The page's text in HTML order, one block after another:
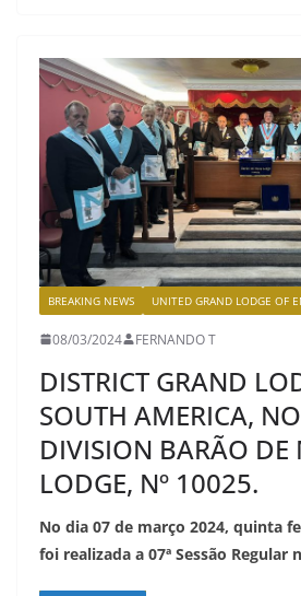
BREAKING NEWS UNITED GRAND LODGE OF
08/03/2024 FERNANDO T
DISTRICT GRAND
SOUTH AMERICA,
DIVISION BARÃO
LODGE, Nº 10025.
No dia 07 de março 2024, quinta
foi realizada a 07ª Sessão Regular